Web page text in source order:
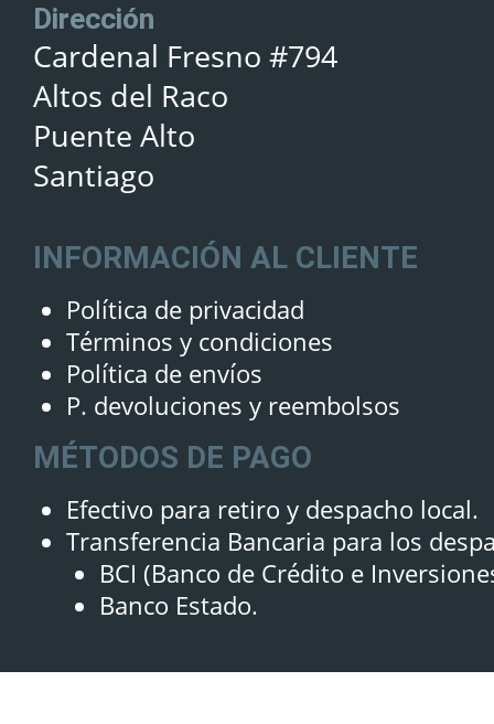
Dirección
Cardenal Fresno #794
Altos del Raco
Puente Alto
Santiago
INFORMACIÓN AL CLIENTE
Política de privacidad
Términos y condiciones
Política de envíos
P. devoluciones y reembolsos
MÉTODOS DE PAGO
Efectivo para retiro y despacho local.
Transferencia Bancaria para los
BCI (Banco de Crédito e
Banco Estado.